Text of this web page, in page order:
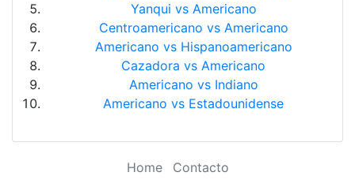
Yanqui vs Americano
Centroamericano vs Americano
Americano vs Hispanoamericano
Cazadora vs Americano
Americano vs Indiano
Americano vs Estadounidense
Home Contacto